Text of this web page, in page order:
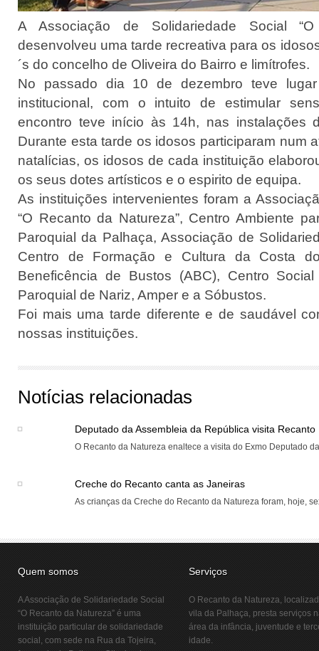
A Associação de Solidariedade Social
desenvolveu uma tarde recreativa para os
´s do concelho de Oliveira do Bairro e limítrofes.
No passado dia 10 de dezembro teve
institucional, com o intuito de estimular
encontro teve início às 14h, nas instalações
Durante esta tarde os idosos participaram num
natalícias, os idosos de cada instituição
os seus dotes artísticos e o espirito de equipa.
As instituições intervenientes foram a
“O Recanto da Natureza”, Centro Ambiente
Paroquial da Palhaça, Associação de
Centro de Formação e Cultura da Costa
Beneficência de Bustos (ABC), Centro
Paroquial de Nariz, Amper e a Sóbustos.
Foi mais uma tarde diferente e de saudável
nossas instituições.
Notícias relacionadas
Deputado da Assembleia da República visita Recanto
O Recanto da Natureza enaltece a visita do Exmo Deputado
Creche do Recanto canta as Janeiras
As crianças da Creche do Recanto da Natureza foram, hoje,
Quem somos
A Associação de Solidariedade Social
“O Recanto da Natureza” é uma
instituição particular de solidariedade
social, com sede na Rua da Tojeira,
Serviços
O Recanto da Natureza,
vila da Palhaça, presta serviços
área da infância, juventude e
idade.